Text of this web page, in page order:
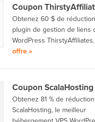
Coupon
Obtenez 60 $ de
plugin de gestion de liens
WordPress ThirstyAffiliates.
offre »
Coupon ScalaHosting
Obtenez 81 % de
ScalaHosting, le meilleur